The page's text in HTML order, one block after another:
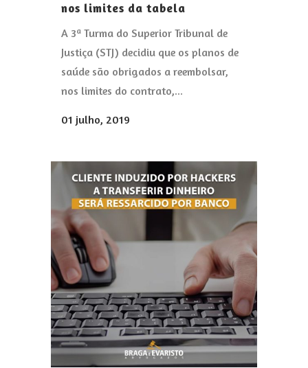
nos limites da tabela
A 3ª Turma do Superior Tribunal de
Justiça (STJ) decidiu que os planos de
saúde são obrigados a reembolsar,
nos limites do contrato,...
01 julho, 2019